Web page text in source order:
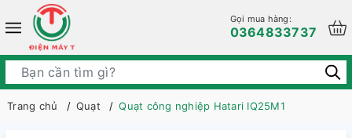
Gọi mua hàng:
0364833737
Trang chủ Quạt Quạt công nghiệp Hatari IQ25M1